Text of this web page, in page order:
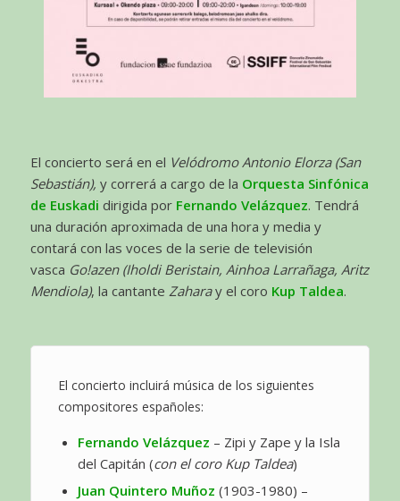
El concierto será en el Velódromo Antonio Elorza (San
Sebastián), y correrá a cargo de la Orquesta Sinfónica
de Euskadi dirigida por Fernando Velázquez. Tendrá
una duración aproximada de una hora y media y
contará con las voces de la serie de televisión
vasca Go!azen (Iholdi Beristain, Ainhoa Larrañaga, Aritz
Mendiola), la cantante Zaharay el coro Kup Taldea.
El concierto incluirá música de los siguientes
compositores españoles:
Fernando Velázquez – Zipi y Zape y la Isla
del Capitán (con el coro Kup Taldea)
Juan Quintero Muñoz (1903-1980) –